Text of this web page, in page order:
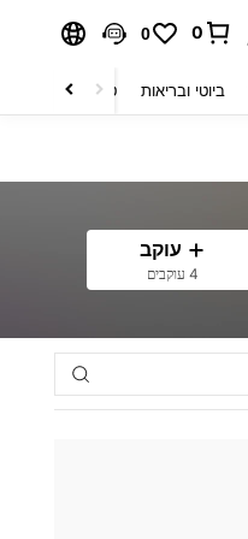
0
0
ביוטי ובריאות טקסטיל לבית
עוקב
4 עוקבים